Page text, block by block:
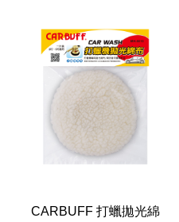
CARBUFF 打蠟拋光綿